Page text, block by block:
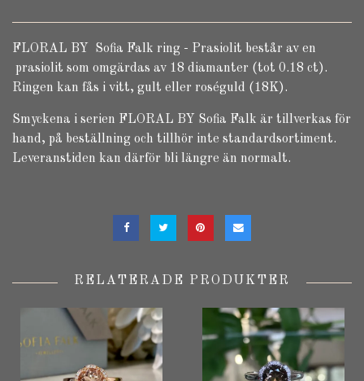
FLORAL BY Sofia Falk ring - Prasiolit består av en
prasiolit som omgärdas av 18 diamanter (tot 0.18 ct).
Ringen kan fås i vitt, gult eller roséguld (18K).
Smyckena i serien FLORAL BY Sofia Falk är tillverkas för
hand, på beställning och tillhör inte standardsortiment.
Leveranstiden kan därför bli längre än normalt.
RELATERADE PRODUKTER